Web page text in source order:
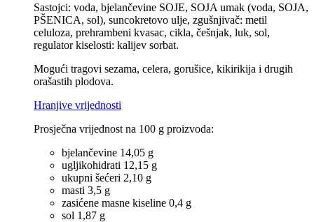
Sastojci: voda, bjelančevine SOJE, SOJA umak (voda, SOJA,
PŠENICA, sol), suncokretovo ulje, zgušnjivač: metil
celuloza, prehrambeni kvasac, cikla, češnjak, luk, sol,
regulator kiselosti: kalijev sorbat.
Mogući tragovi sezama, celera, gorušice, kikirikija i drugih
orašastih plodova.
Hranjive vrijednosti
Prosječna vrijednost na 100 g proizvoda:
bjelančevine 14,05 g
ugljikohidrati 12,15 g
ukupni šećeri 2,10 g
masti 3,5 g
zasićene masne kiseline 0,4 g
sol 1,87 g